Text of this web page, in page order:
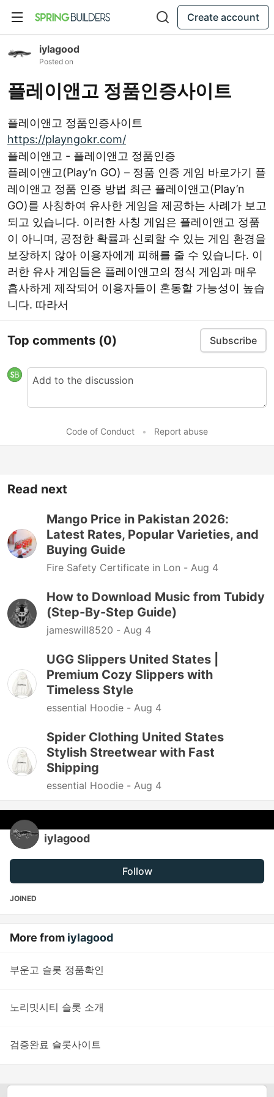
Create account
iylagood
Posted on
플레이앤고 정품인증사이트
플레이앤고 정품인증사이트
https://playngokr.com/
플레이앤고 - 플레이앤고 정품인증
플레이앤고(Play’n GO) – 정품 인증 게임 바로가기 플
레이앤고 정품 인증 방법 최근 플레이앤고(Play’n
GO)를 사칭하여 유사한 게임을 제공하는 사례가 보고
되고 있습니다. 이러한 사칭 게임은 플레이앤고 정품
이 아니며, 공정한 확률과 신뢰할 수 있는 게임 환경을
보장하지 않아 이용자에게 피해를 줄 수 있습니다. 이
러한 유사 게임들은 플레이앤고의 정식 게임과 매우
흡사하게 제작되어 이용자들이 혼동할 가능성이 높습
니다. 따라서
Top comments (0) Subscribe
Code of Conduct • Report abuse
Read next
Mango Price in Pakistan 2026:
Latest Rates, Popular Varieties, and
Buying Guide
Fire Safety Certificate in Lon - Aug 4
How to Download Music from Tubidy
(Step-By-Step Guide)
jameswill8520 - Aug 4
UGG Slippers United States |
Premium Cozy Slippers with
Timeless Style
essential Hoodie - Aug 4
Spider Clothing United States
Stylish Streetwear with Fast
Shipping
essential Hoodie - Aug 4
iylagood
Follow
JOINED
More from iylagood
부운고 슬롯 정품확인
노리밋시티 슬롯 소개
검증완료 슬롯사이트